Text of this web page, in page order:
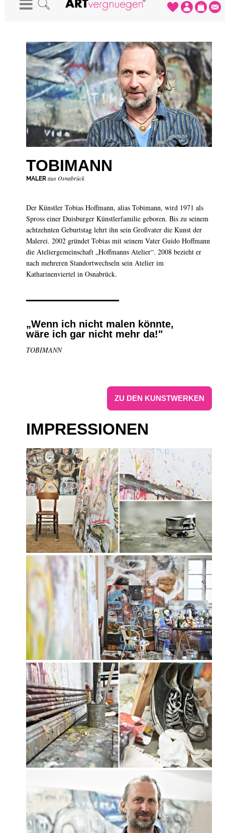
TOBIMANN
MALER aus Osnabrück
Der Künstler Tobias Hoffmann, alias Tobimann, wird 1971 als
Spross einer Duisburger Künstlerfamilie geboren. Bis zu seinem
achtzehnten Geburtstag lehrt ihn sein Großvater die Kunst der
Malerei. 2002 gründet Tobias mit seinem Vater Guido Hoffmann
die Ateliergemeinschaft „Hoffmanns Atelier“. 2008 bezieht er
nach mehreren Standortwechseln sein Atelier im
Katharinenviertel in Osnabrück.
„Wenn ich nicht malen könnte,
wäre ich gar nicht mehr da!"
TOBIMANN
ZU DEN KUNSTWERKEN
IMPRESSIONEN